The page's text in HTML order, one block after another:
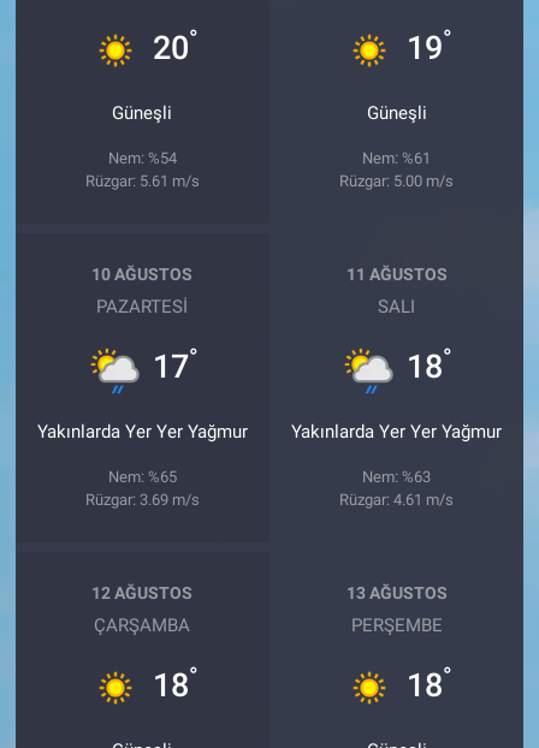
20°
Güneşli
Nem: %54
Rüzgar: 5.61 m/s
19°
Güneşli
Nem: %61
Rüzgar: 5.00 m/s
10 AĞUSTOS
PAZARTESI
17°
Yakınlarda Yer Yer Yağmur
Nem: %65
Rüzgar: 3.69 m/s
11 AĞUSTOS
SALI
18°
Yakınlarda Yer Yer Yağmur
Nem: %63
Rüzgar: 4.61 m/s
12 AĞUSTOS
ÇARŞAMBA
18°
13 AĞUSTOS
PERŞEMBE
18°